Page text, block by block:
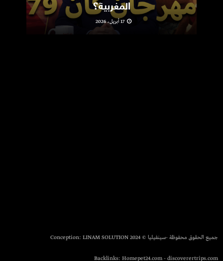
المغربية؟
17 أبريل، 2026
جميع الحقوق محفوظة -سينفيليا © 2024 Conception: LINAM SOLUTION
Backlinks: Homepet24.com - discoverertrips.com